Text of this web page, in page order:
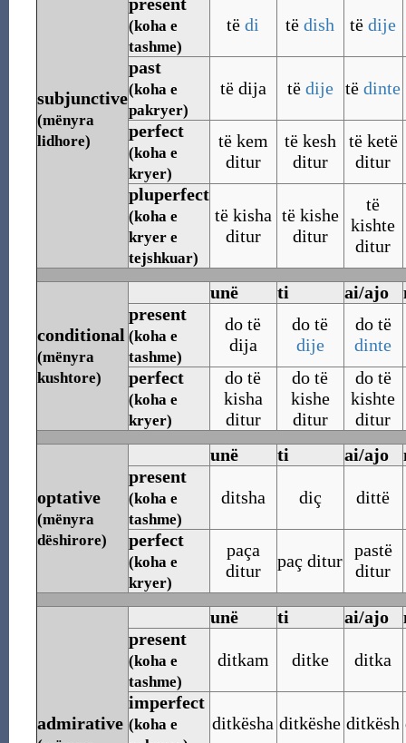
subjunctive
(mënyra
lidhore)
(koha e
tashme)
tëdi tëdish tëdije
past
(koha e
pakryer)
të dija të dije tëdinte
perfect
(koha e
kryer)
të kem
ditur
të kesh
ditur
të ketë
ditur
pluperfect
(koha e
kryer e
tejshkuar)
të kisha
ditur
të kishe
ditur
të
kishte
ditur
conditional
(mënyra
kushtore)
unë ti ai/ajo
present
(koha e
tashme)
do të
dija
do të
dije
do të
dinte
perfect
(koha e
kryer)
do të
kisha
ditur
do të
kishe
ditur
do të
kishte
ditur
optative
(mënyra
dëshirore)
unë ti ai/ajo
present
(koha e
tashme)
ditsha diç dittë
perfect
(koha e
kryer)
paça
ditur
paç ditur
pastë
ditur
admirative
unë ti ai/ajo
present
(koha e
tashme)
ditkam ditke ditka
imperfect
(koha e
ditkësha ditkëshe ditkësh